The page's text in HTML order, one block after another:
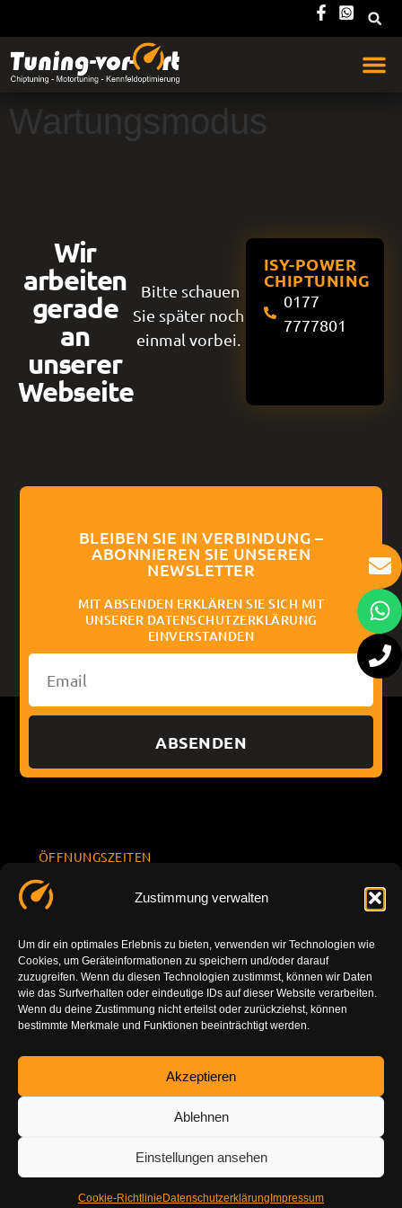
Zustimmung verwalten
Um dir ein optimales Erlebnis zu bieten, verwenden wir Technologien wie
Cookies, um Geräteinformationen zu speichern und/oder darauf
zuzugreifen. Wenn du diesen Technologien zustimmst, können wir Daten
wie das Surfverhalten oder eindeutige IDs auf dieser Website verarbeiten.
Wenn du deine Zustimmung nicht erteilst oder zurückziehst, können
bestimmte Merkmale und Funktionen beeinträchtigt werden.
Akzeptieren
Ablehnen
Einstellungen ansehen
Cookie-Richtlinie Datenschutzerklärung Impressum
Wartungsmodus
Wir
arbeiten
gerade
an
unserer
Webseite
Bitte schauen
Sie später noch
einmal vorbei.
ISY-POWER
CHIPTUNING
0177
7777801
BLEIBEN SIE IN VERBINDUNG –
ABONNIEREN SIE UNSEREN
NEWSLETTER
MIT ABSENDEN ERKLÄREN SIE SICH MIT
UNSERER DATENSCHUTZERKLÄRUNG
EINVERSTANDEN
ABSENDEN
ÖFFNUNGSZEITEN
Sa. 10.00 -
14.00
So.
geschlossen
INFORMATION
7777801
info@tuning-
vor-ort.com
DE-86179
g
Impressu
m